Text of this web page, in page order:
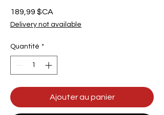
189,99 $CA
Delivery not available
Quantité *
Ajouter au panier